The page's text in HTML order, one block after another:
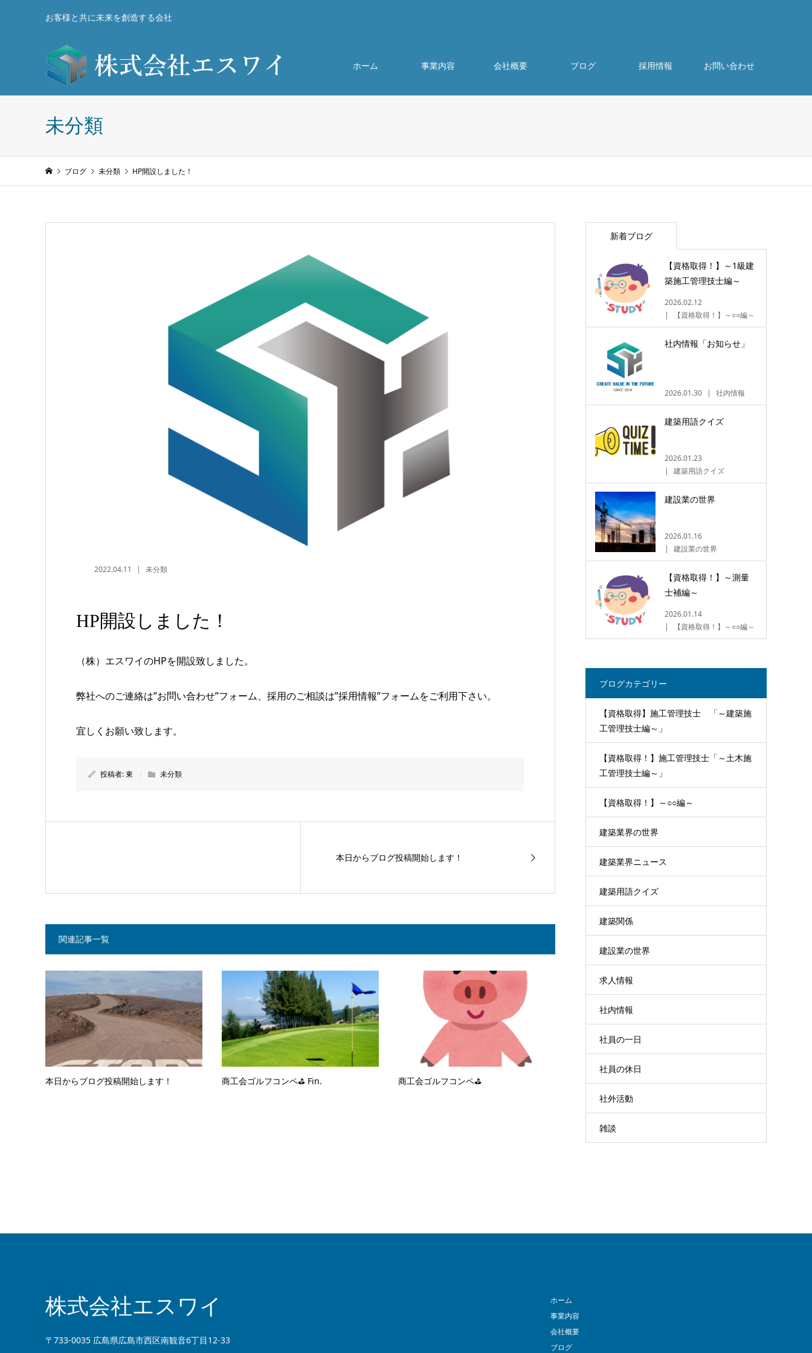
お客様と共に未来を創造する会社
ホーム 事業内容 会社概要 ブログ 採用情報 お問い合わせ
未分類
ブログ 未分類 HP開設しました！
2022.04.11 未分類
HP開設しました！
（株）エスワイのHPを開設致しました。
弊社へのご連絡は”お問い合わせ”フォーム、採用のご相談は”採用情報”フォームをご利用下さい。
宜しくお願い致します。
投稿者:東 未分類
本日からブログ投稿開始します！
関連記事一覧
本日からブログ投稿開始します！ 商工会ゴルフコンペ⛳ Fin. 商工会ゴルフコンペ⛳
新着ブログ
【資格取得！】～1級建
築施工管理技士編～
2026.02.12
【資格取得！】～○○編～
社内情報「お知らせ」
2026.01.30 社内情報
建築用語クイズ
2026.01.23
建築用語クイズ
建設業の世界
2026.01.16
建設業の世界
【資格取得！】～測量
士補編～
2026.01.14
【資格取得！】～○○編～
ブログカテゴリー
【資格取得】施工管理技士 「～建築施
工管理技士編～」
【資格取得！】施工管理技士「～土木施
工管理技士編～」
【資格取得！】～○○編～
建築業界の世界
建築業界ニュース
建築用語クイズ
建築関係
建設業の世界
求人情報
社内情報
社員の一日
社員の休日
社外活動
雑談
株式会社エスワイ
〒733-0035 広島県広島市西区南観音6丁目12-33
ホーム
事業内容
会社概要
ブログ